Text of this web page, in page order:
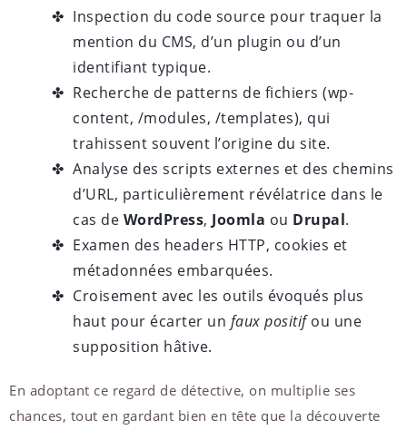
Inspection du code source pour traquer la
mention du CMS, d’un plugin ou d’un
identifiant typique.
Recherche de patterns de fichiers (wp-
content, /modules, /templates), qui
trahissent souvent l’origine du site.
Analyse des scripts externes et des chemins
d’URL, particulièrement révélatrice dans le
cas de WordPress, Joomla ou Drupal.
Examen des headers HTTP, cookies et
métadonnées embarquées.
Croisement avec les outils évoqués plus
haut pour écarter un faux positifou une
supposition hâtive.
En adoptant ce regard de détective, on multiplie ses
chances, tout en gardant bien en tête que la découverte